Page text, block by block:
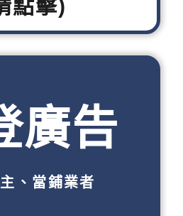
點擊)
廣告
、當鋪業者